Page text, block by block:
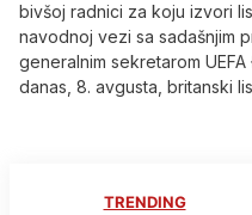
bivšoj radnici za koju izvori
navodnoj vezi sa sadašnjim
generalnim sekretarom
danas, 8. avgusta, britanski
TRENDING